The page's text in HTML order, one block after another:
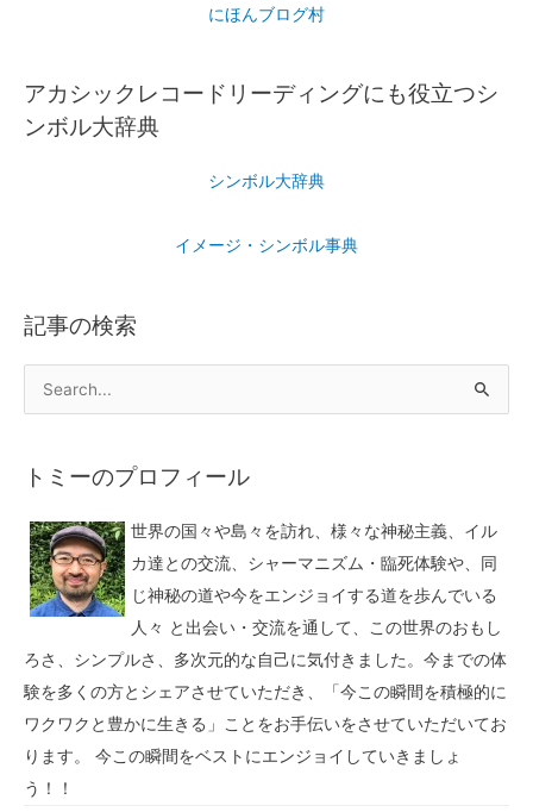
にほんブログ村
アカシックレコードリーディングにも役立つシ
ンボル大辞典
シンボル大辞典
イメージ・シンボル事典
記事の検索
トミーのプロフィール
世界の国々や島々を訪れ、様々な神秘主義、イル
カ達との交流、シャーマニズム・臨死体験や、同
じ神秘の道や今をエンジョイする道を歩んでいる
人々 と出会い・交流を通して、この世界のおもし
ろさ、シンプルさ、多次元的な自己に気付きました。今までの体
験を多くの方とシェアさせていただき、「今この瞬間を積極的に
ワクワクと豊かに生きる」ことをお手伝いをさせていただいてお
ります。 今この瞬間をベストにエンジョイしていきましょ
う！！